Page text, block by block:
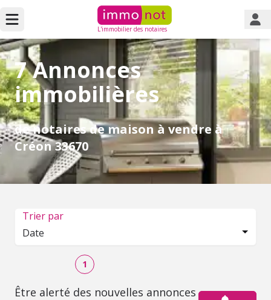
L'immobilier des notaires
7 Annonces
immobilières
de notaires de maison à vendre à
Créon 33670
Trier par
Date
1
Être alerté des nouvelles annonces